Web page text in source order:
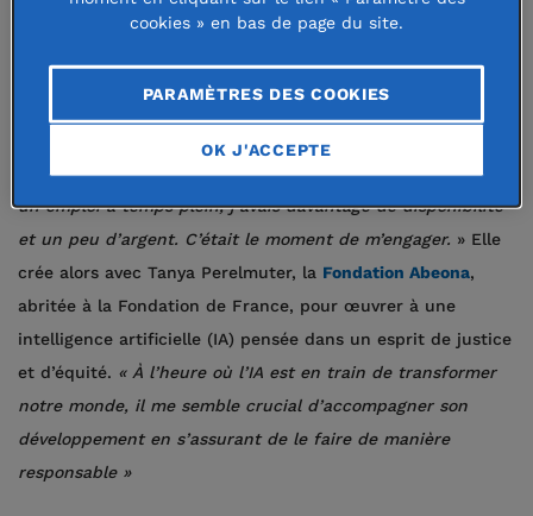
technologies. Elle a toujours gardé l’intérêt général en ligne
Fondation GSMA pour promouvoir l’impact social de la
technologie mobile...« Ma mère est canadienne, j’ai vécu
philanthropie est un exercice naturel. En 2018, j’ai quitté
un emploi à temps plein, j’avais davantage de disponibilité
et un peu d’argent. C’était le moment de m’engager. » Elle
crée alors avec Tanya Perelmuter, la Fondation Abeona,
abritée à la Fondation de France, pour œuvrer à une
intelligence artificielle (IA) pensée dans un esprit de justice
et d’équité. « À l’heure où l’IA est en train de transformer
notre monde, il me semble crucial d’accompagner son
développement en s’assurant de le faire de manière
responsable »
cookies » en bas de page du site.
PARAMÈTRES DES COOKIES
OK J'ACCEPTE